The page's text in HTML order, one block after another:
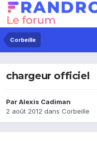
Corbeille
chargeur officiel
ParAlexis Cadiman
2 août 2012 dans Corbeille